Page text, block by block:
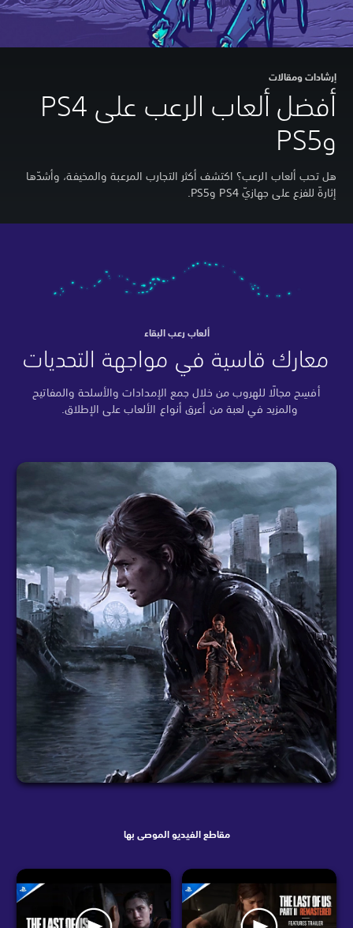
إرشادات ومقالات
أفضل ألعاب الرعب على PS4
وPS5
هل تحب ألعاب الرعب؟ اكتشف أكثر التجارب المرعبة والمخيفة، وأشدّها
إثارةً للفزع على جهازيّ PS4 وPS5.
ألعاب رعب البقاء
معارك قاسية في مواجهة التحديات
أفسِح مجالًا للهروب من خلال جمع الإمدادات والأسلحة والمفاتيح
والمزيد في لعبة من أعرق أنواع الألعاب على الإطلاق.
مقاطع الفيديو الموصى بها